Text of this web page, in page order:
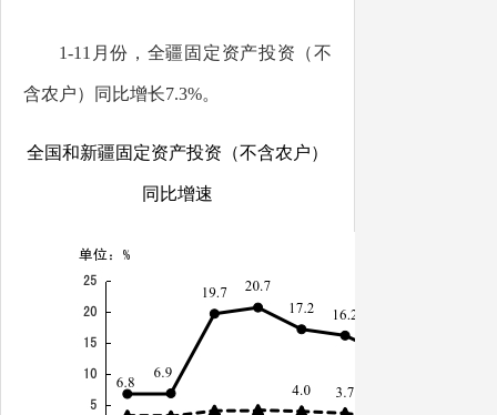
1-11 月份 ， 全疆固定资产投资 （不
含农户） 同比增长7.3%。
全国和新疆固定资产投资 （不含农户）
同比增速